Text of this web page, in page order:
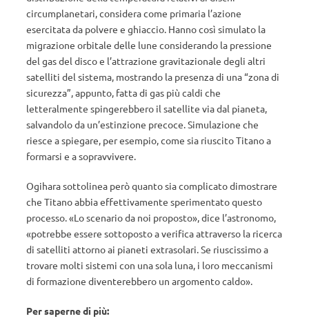
circumplanetari, considera come primaria l’azione
esercitata da polvere e ghiaccio. Hanno così simulato la
migrazione orbitale delle lune considerando la pressione
del gas del disco e l’attrazione gravitazionale degli altri
satelliti del sistema, mostrando la presenza di una “zona di
sicurezza”, appunto, fatta di gas più caldi che
letteralmente spingerebbero il satellite via dal pianeta,
salvandolo da un’estinzione precoce. Simulazione che
riesce a spiegare, per esempio, come sia riuscito Titano a
formarsi e a sopravvivere.
Ogihara sottolinea però quanto sia complicato dimostrare
che Titano abbia effettivamente sperimentato questo
processo. «Lo scenario da noi proposto», dice l’astronomo,
«potrebbe essere sottoposto a verifica attraverso la ricerca
di satelliti attorno ai pianeti extrasolari. Se riuscissimo a
trovare molti sistemi con una sola luna, i loro meccanismi
di formazione diventerebbero un argomento caldo».
Per saperne di più: